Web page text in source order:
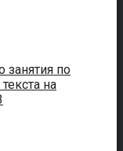
занятия по
на